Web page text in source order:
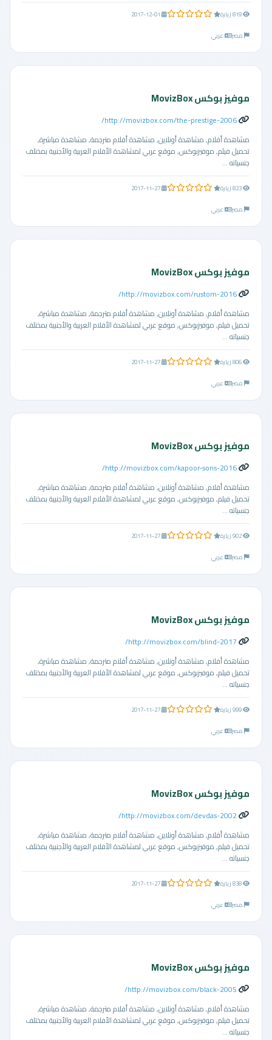
0.0 من 5 نجوم
مصر
عربي
موفيز بوكس MovizBox
http://movizbox.com/the-prestige-2006/
مشاهدة أفلام, مشاهدة أونلاين, مشاهدة أفلام مترجمة, مشاهدة مباشرة,
تحميل فيلم, موفيزبوكس, موقع عربي لمشاهدة الأفلام العربية والأجنبية بمختلف
جنسياته ...
0.0 من 5 نجوم
مصر
عربي
موفيز بوكس MovizBox
http://movizbox.com/rustom-2016/
مشاهدة أفلام, مشاهدة أونلاين, مشاهدة أفلام مترجمة, مشاهدة مباشرة,
تحميل فيلم, موفيزبوكس, موقع عربي لمشاهدة الأفلام العربية والأجنبية بمختلف
جنسياته ...
0.0 من 5 نجوم
مصر
عربي
موفيز بوكس MovizBox
http://movizbox.com/kapoor-sons-2016/
مشاهدة أفلام, مشاهدة أونلاين, مشاهدة أفلام مترجمة, مشاهدة مباشرة,
تحميل فيلم, موفيزبوكس, موقع عربي لمشاهدة الأفلام العربية والأجنبية بمختلف
جنسياته ...
0.0 من 5 نجوم
مصر
عربي
موفيز بوكس MovizBox
http://movizbox.com/blind-2017/
مشاهدة أفلام, مشاهدة أونلاين, مشاهدة أفلام مترجمة, مشاهدة مباشرة,
تحميل فيلم, موفيزبوكس, موقع عربي لمشاهدة الأفلام العربية والأجنبية بمختلف
جنسياته ...
0.0 من 5 نجوم
مصر
عربي
موفيز بوكس MovizBox
http://movizbox.com/devdas-2002/
مشاهدة أفلام, مشاهدة أونلاين, مشاهدة أفلام مترجمة, مشاهدة مباشرة,
تحميل فيلم, موفيزبوكس, موقع عربي لمشاهدة الأفلام العربية والأجنبية بمختلف
جنسياته ...
0.0 من 5 نجوم
مصر
عربي
موفيز بوكس MovizBox
http://movizbox.com/black-2005/
مشاهدة أفلام, مشاهدة أونلاين, مشاهدة أفلام مترجمة, مشاهدة مباشرة,
تحميل فيلم, موفيزبوكس, موقع عربي لمشاهدة الأفلام العربية والأجنبية بمختلف
جنسياته ...